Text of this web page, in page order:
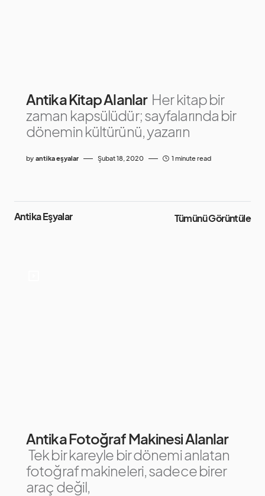
Antika Kitap Alanlar Her kitap bir
zaman kapsülüdür; sayfalarında bir
dönemin kültürünü, yazarın
by antika eşyalar Şubat 18, 2020 1 minute read
Antika Eşyalar Tümünü Görüntüle
Antika Fotoğraf Makinesi Alanlar
Tek bir kareyle bir dönemi anlatan
fotoğraf makineleri, sadece birer
araç değil,